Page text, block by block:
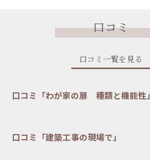
口コミ
口コミ一覧を見る
口コミ「わが家の扉 種類と機能性」
口コミ「建築工事の現場で」